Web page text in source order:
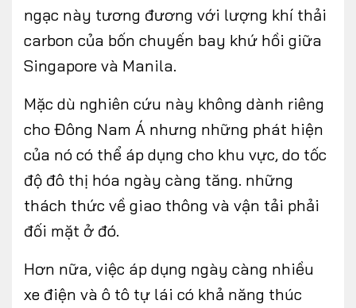
ngạc này tương đương với lượng khí thải
carbon của bốn chuyến bay khứ hồi giữa
Singapore và Manila.
Mặc dù nghiên cứu này không dành riêng
cho Đông Nam Á nhưng những phát hiện
của nó có thể áp dụng cho khu vực, do tốc
độ đô thị hóa ngày càng tăng. những
thách thức về giao thông và vận tải phải
đối mặt ở đó.
Hơn nữa, việc áp dụng ngày càng nhiều
xe điện và ô tô tự lái có khả năng thúc